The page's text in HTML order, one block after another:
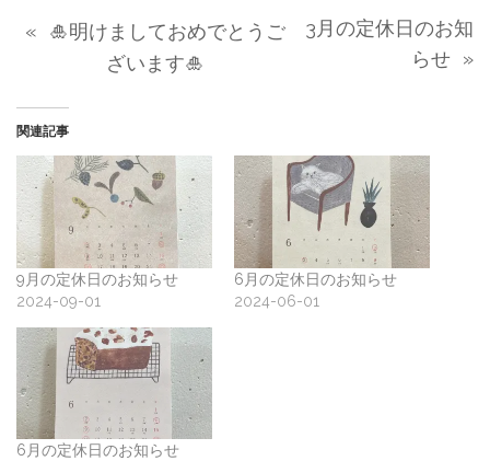
«
🎍明けましておめでとうご
ざいます🎍
3月の定休日のお知
らせ »
関連記事
9月の定休日のお知らせ
2024-09-01
6月の定休日のお知らせ
2024-06-01
6月の定休日のお知らせ